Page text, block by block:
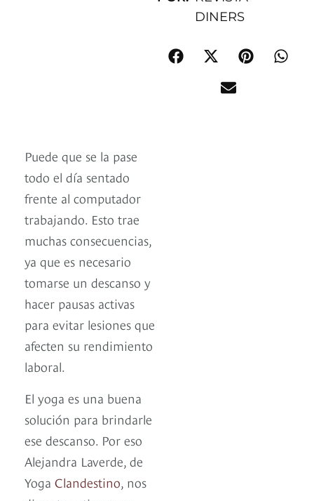
DINERS
Puede que se la pase
todo el día sentado
frente al computador
trabajando. Esto trae
muchas consecuencias,
ya que es necesario
tomarse un descanso y
hacer pausas activas
para evitar lesiones que
afecten su rendimiento
laboral.
El yoga es una buena
solución para brindarle
ese descanso. Por eso
Alejandra Laverde, de
Yoga Clandestino, nos